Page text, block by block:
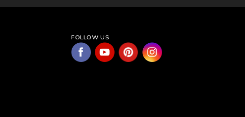
FOLLOW US